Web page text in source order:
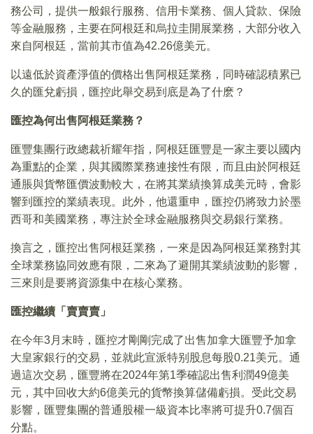
務公司，提供一般銀行服務、信用卡業務、個人貸款、保險
等金融服務，主要在阿根廷和烏拉圭開展業務，大部分收入
來自阿根廷，當前其市值為42.26億美元。
以遠低於資產淨值的價格出售阿根廷業務，同時確認積累已
久的匯兌虧損，匯控此舉交易到底是為了什麽？
匯控為何出售阿根廷業務？
匯豐集團行政總裁祈耀年指，阿根廷匯豐是一家主要以國内
為重點的企業，與其國際業務連接性有限，而且由於阿根廷
通脹與貨幣匯價波動較大，在將其業績換算成美元時，會影
響到匯控的業績表現。此外，他還重申，匯控仍將致力於墨
西哥和美國業務，專注於全球金融服務與交易銀行業務。
換言之，匯控出售阿根廷業務，一來是因為阿根廷業務對其
全球業務協同效應有限，二來為了避開其業績波動的影響，
三來則是要將資源集中在核心業務。
匯控繼續「賣賣賣」
在今年3月末時，匯控才剛剛完成了出售加拿大匯豐予加拿
大皇家銀行的交易，並就此宣派特别股息每股0.21美元。通
過這次交易，匯豐將在2024年第1季確認出售利潤49億美
元，其中回收大約6億美元的貨幣換算儲備虧損。受此交易
影響，匯豐集團的普通股權一級資本比率將可提升0.7個百
分點。